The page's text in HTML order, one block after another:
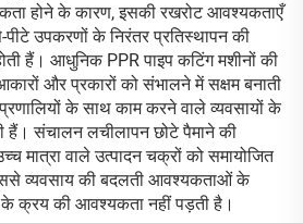
होने के कारण, इसकी रखरोट आवश्यकताएँ
उपकरणों के निरंतर प्रतिस्थापन की
हैं। आधुनिक PPR पाइप कटिंग मशीनों की
आकारों और प्रकारों को संभालने में सक्षम बनाती
प्रणालियों के साथ काम करने वाले व्यवसायों के
हैं। संचालन लचीलापन छोटे पैमाने की
मात्रा वाले उत्पादन चक्रों को समायोजित
व्यवसाय की बदलती आवश्यकताओं के
क्रय की आवश्यकता नहीं पड़ती है।